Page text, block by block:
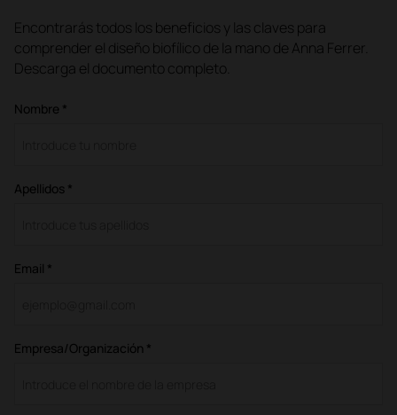
Encontrarás todos los beneficios y las claves para
comprender el diseño biofílico de la mano de Anna Ferrer.
Descarga el documento completo.
Nombre *
Apellidos *
Email *
Empresa/Organización *